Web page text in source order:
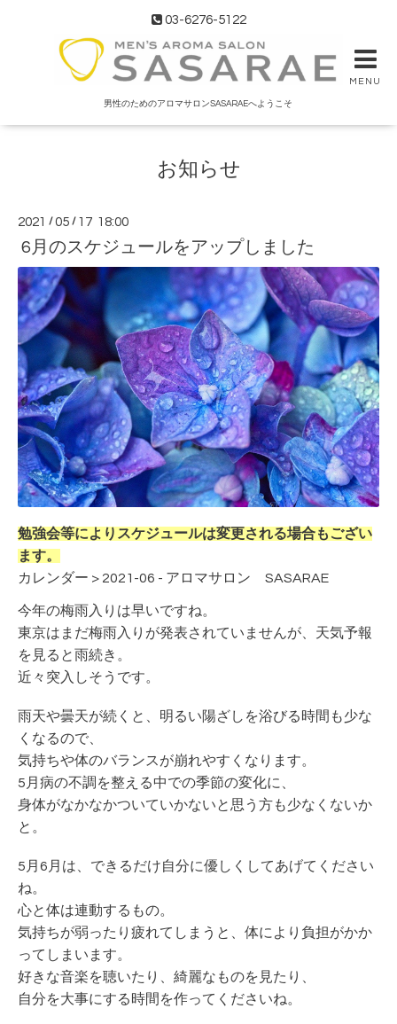
03-6276-5122
MENU
男性のためのアロマサロンSASARAEへようこそ
お知らせ
2021 /05 / 17 18:00
6月のスケジュールをアップしました
勉強会等によりスケジュールは変更される場合もござい
ます。
カレンダー > 2021-06 - アロマサロン SASARAE
今年の梅雨入りは早いですね。
東京はまだ梅雨入りが発表されていませんが、天気予報
を見ると雨続き。
近々突入しそうです。
雨天や曇天が続くと、明るい陽ざしを浴びる時間も少な
くなるので、
気持ちや体のバランスが崩れやすくなります。
5月病の不調を整える中での季節の変化に、
身体がなかなかついていかないと思う方も少なくないか
と。
5月6月は、できるだけ自分に優しくしてあげてください
ね。
心と体は連動するもの。
気持ちが弱ったり疲れてしまうと、体により負担がかか
ってしまいます。
好きな音楽を聴いたり、綺麗なものを見たり、
自分を大事にする時間を作ってくださいね。